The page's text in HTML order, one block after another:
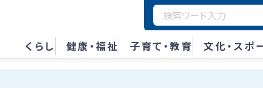
くらし 健康・福祉 子育て・教育 文化・スポ